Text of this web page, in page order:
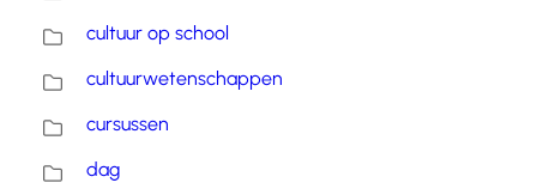
cultuur op school
cultuurwetenschappen
cursussen
dag